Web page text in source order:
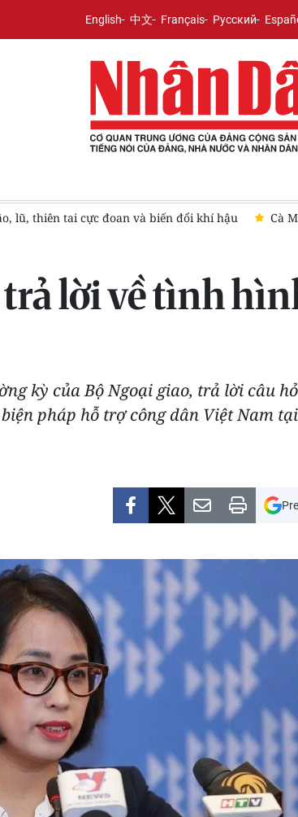
English 中文 Français Русский
lũ, thiên tai cực đoan và biến đổi khí hậu Cà
lời về tình
kỳ của Bộ Ngoại giao, trả lời câu
pháp hỗ trợ công dân Việt Nam